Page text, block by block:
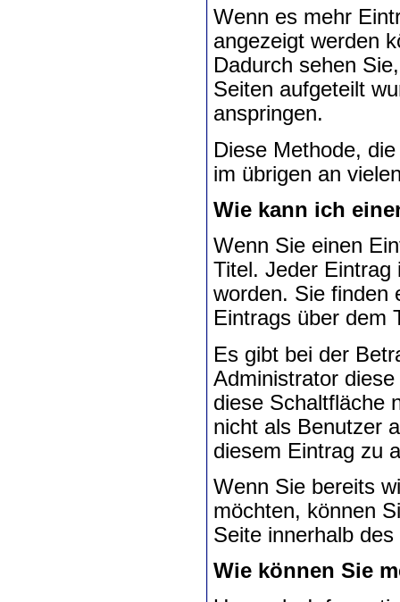
Wenn es mehr
angezeigt werden
Dadurch sehen
Seiten aufgeteilt
anspringen.
Diese Methode,
im übrigen an
Wie kann ich
Wenn Sie einen
Titel. Jeder
worden. Sie finden
Eintrags über dem
Es gibt bei der
Administrator
diese Schaltfläche
nicht als Benutzer
diesem Eintrag zu
Wenn Sie bereits
möchten, können
Seite innerhalb
Wie können Sie